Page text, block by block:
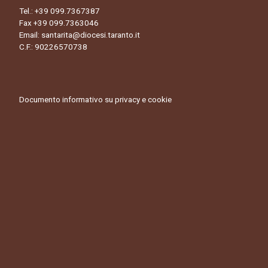
Tel.: +39 099.7367387
Fax +39 099.7363046
Email: santarita@diocesi.taranto.it
C.F.: 90226570738
Documento informativo su privacy e cookie